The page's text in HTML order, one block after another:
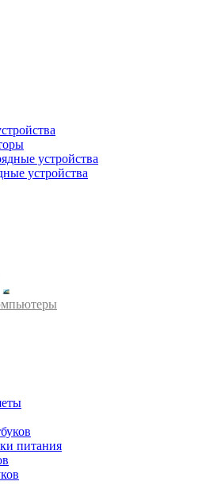
устройства
устройства
питания